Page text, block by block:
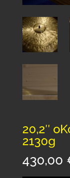
20,2″
2130g
430,00